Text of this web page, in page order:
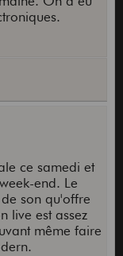
ce samedi et
end. Le
son qu'offre
live est assez
même faire